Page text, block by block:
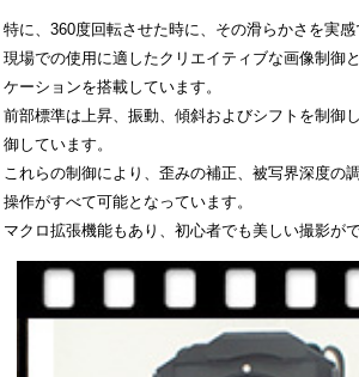
特に、360度回転させた時に、その滑らかさを実感
現場での使用に適したクリエイティブな画像制御
ケーションを搭載しています。
前部標準は上昇、振動、傾斜およびシフトを制御
御しています。
これらの制御により、歪みの補正、被写界深度の
操作がすべて可能となっています。
マクロ拡張機能もあり、初心者でも美しい撮影が